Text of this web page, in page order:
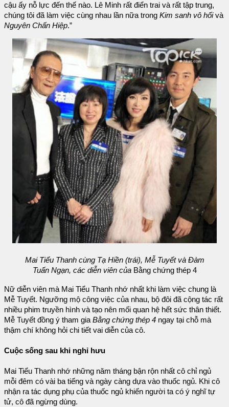
cậu ấy nỗ lực đến thế nào. Lê Minh rất điển trai và rất tập trung,
chúng tôi đã làm việc cùng nhau lần nữa trong Kim sanh vô hốivà
Nguyên Chấn Hiệp.”
Mai Tiểu Thanh cùng Tạ Hiền (trái), Mễ Tuyết và Đàm
Tuấn Ngạn, các diễn viên củaBằng chứng thép 4
Nữ diễn viên mà Mai Tiểu Thanh nhớ nhất khi làm việc chung là
Mễ Tuyết. Ngưỡng mộ công việc của nhau, bộ đôi đã cộng tác rất
nhiều phim truyền hình và tạo nên mối quan hệ hết sức thân thiết.
Mễ Tuyết đồng ý tham giaBằng chứng thép 4 ngay tại chỗ mà
thậm chí không hỏi chi tiết vai diễn của cô.
Cuộc sống sau khi nghỉ hưu
Mai Tiểu Thanh nhớ những năm tháng bận rộn nhất cô chỉ ngủ
mỗi đêm có vài ba tiếng và ngày càng dựa vào thuốc ngủ. Khi cô
nhận ra tác dụng phụ của thuốc ngủ khiến người ta có ý nghĩ tự
tử, cô đã ngừng dùng.